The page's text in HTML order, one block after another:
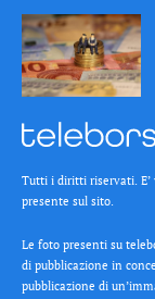
Tutti i diritti riservati. E’
presente sul sito.
Le foto presenti su
di pubblicazione in
pubblicazione di